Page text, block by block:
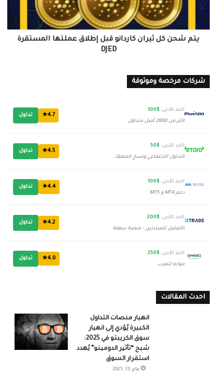
إطلاق
المستقرة
DJEDيتم شحن كل ثيران كاردانو قبل إطلاق عملتها المستقرة
DJED
شركات مرخصة وموثوقة
الحد الأدنى: $100
أكثر من 2800 أصل متداول
4.7★ تداول
الحد الأدنى: $50
التداول الاجتماعي ونسخ الصفقات
4.5★ تداول
الحد الأدنى: $100
دعم MT4 و MT5
4.4★ تداول
الحد الأدنى: $200
الأفضل للمبتدئين - منصة سهلة
4.2★ تداول
الحد الأدنى: $250
موجه للعرب
4.0★ تداول
احدث المقالات
انهيار منصات التداول
الكبيرة يُؤدي إلى انهيار
سوق الكريبتو في 2025:
شبح “تأثير الدومينو” يُهدد
استقرار السوق
يناير 13, 2025